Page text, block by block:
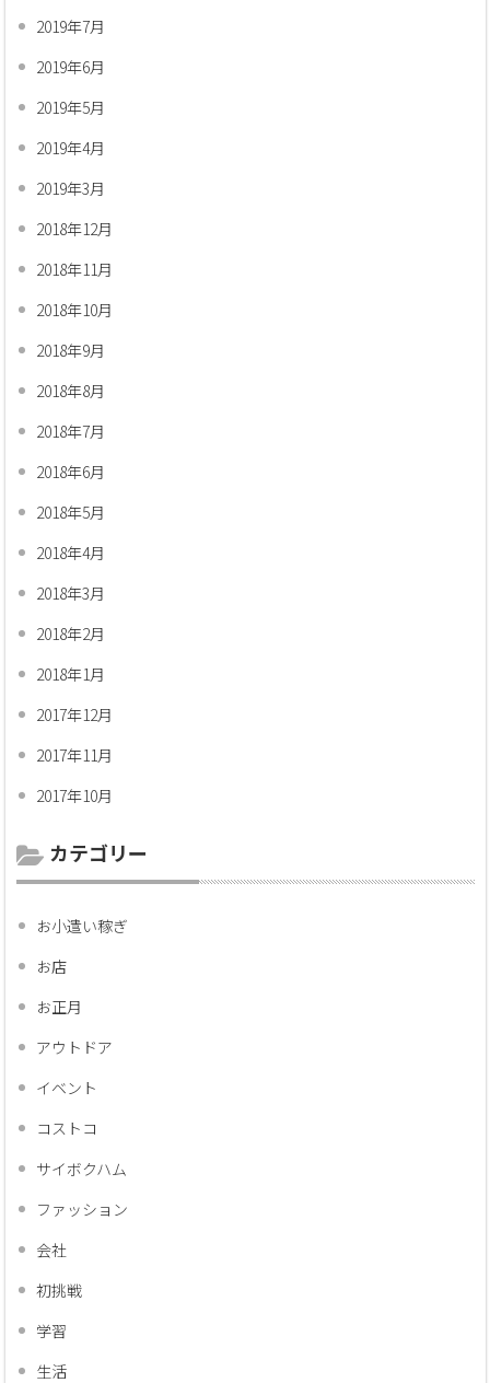
2019年7月
2019年6月
2019年5月
2019年4月
2019年3月
2018年12月
2018年11月
2018年10月
2018年9月
2018年8月
2018年7月
2018年6月
2018年5月
2018年4月
2018年3月
2018年2月
2018年1月
2017年12月
2017年11月
2017年10月
カテゴリー
お小遣い稼ぎ
お店
お正月
アウトドア
イベント
コストコ
サイボクハム
ファッション
会社
初挑戦
学習
生活